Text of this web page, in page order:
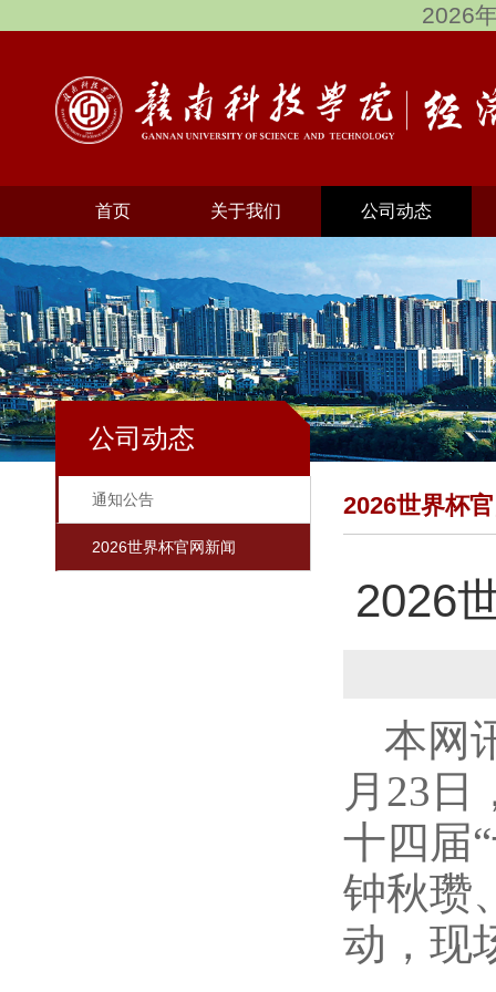
2026
首页 关于我们 公司动态
公司动态
通知公告
2026世界杯官网新闻
2026世界杯
2026
本网
月23日
十四届
钟秋瓒
动，现